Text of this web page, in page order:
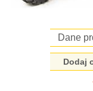
Dane
Dodaj